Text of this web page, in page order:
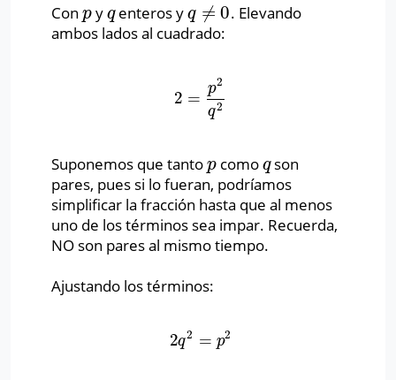
Con p
p yq
qenteros yq ≠ 0
q ≠0
. Elevando
ambos lados al cuadrado:
2 =
p2
q2
2 =p2 q2
Suponemos que tanto p
p comoq
qson
pares, pues si lo fueran, podríamos
simplificar la fracción hasta que al menos
uno de los términos sea impar. Recuerda,
NO son pares al mismo tiempo.
Ajustando los términos:
2q2 = p2
2q2 =p 2